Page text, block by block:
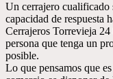
Un cerrajero cualificado
capacidad de respuesta
Cerrajeros Torrevieja
persona que tenga un
posible.
Lo que pensamos que